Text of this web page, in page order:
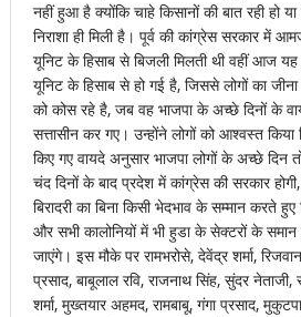
नहीं हुआ है क्योंकि चाहे किसानों की बात रही हो
निराशा ही मिली है। पूर्व की कांग्रेस सरकार में
यूनिट के हिसाब से बिजली मिलती थी वहीं आज
यूनिट के हिसाब से हो गई है, जिससे लोगों का
को कोस रहे है, जब वह भाजपा के अच्छे दिनों के
सत्तासीन कर गए। उन्होंने लोगों को आश्वस्त किया
किए गए वायदे अनुसार भाजपा लोगों के अच्छे
चंद दिनों के बाद प्रदेश में कांग्रेस की सरकार
बिरादरी का बिना किसी भेदभाव के सम्मान करते
और सभी कालोनियों में भी हुडा के सेक्टरों के समान
जाएंगे। इस मौके पर रामभरोसे, देवेंद्र शर्मा,
प्रसाद, बाबूलाल रवि, राजनाथ सिंह, सुंदर नेताजी,
शर्मा, मुख्तयार अहमद, रामबाबू, गंगा प्रसाद,